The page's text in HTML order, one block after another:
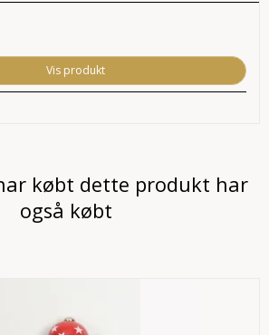
Vis produkt
købt dette produkt har
også købt